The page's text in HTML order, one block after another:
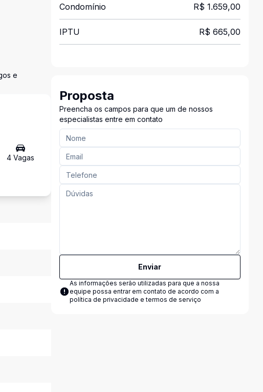
e
4Vagas
Condomínio R$ 1.659,00
IPTU R$ 665,00
Proposta
Preencha os campos para que um de nossos
especialistas entre em contato
Enviar
As informações serão utilizadas para que a nossa
equipe possa entrar em contato de acordo com a
política de privacidade e termos de serviço